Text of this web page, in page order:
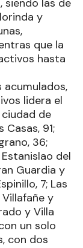
siendo las de
y
que la
hasta
lidera el
de
Casas, 91;
36;
Estanislao del
Guardia y
7; Las
y
y Villa
un solo
con dos